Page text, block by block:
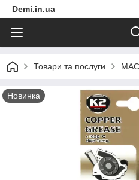
Demi.in.ua
Товари та послуги
Новинка